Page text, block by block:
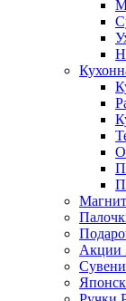
Акции